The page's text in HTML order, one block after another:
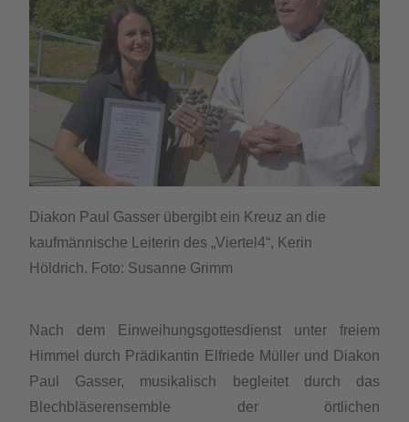
Diakon Paul Gasser übergibt ein Kreuz an die
kaufmännische Leiterin des „Viertel4“, Kerin
Höldrich. Foto: Susanne Grimm
Nach dem Einweihungsgottesdienst unter freiem
Himmel durch Prädikantin Elfriede Müller und Diakon
Paul Gasser, musikalisch begleitet durch das
Blechbläserensemble der örtlichen